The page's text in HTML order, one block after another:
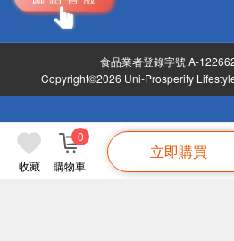
收藏 購物車
0
立即購買
食品業者登錄字號 A-
Copyright©2026 Uni-Prosperity